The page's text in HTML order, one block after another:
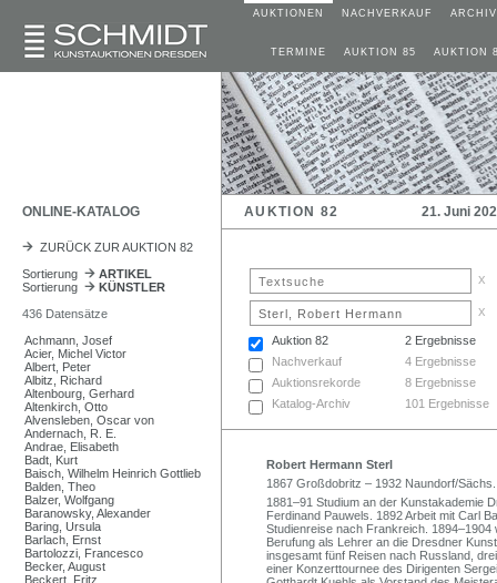
AUKTIONEN NACHVERKAUF ARCHIV
TERMINE AUKTION 85 AUKTION
ONLINE-KATALOG AUKTION 82 21. Juni
ZURÜCK ZUR AUKTION 82
Sortierung
ARTIKEL
Sortierung
KÜNSTLER
436 Datensätze
Achmann, Josef
Acier, Michel Victor
Albert, Peter
Albitz, Richard
Altenbourg, Gerhard
Altenkirch, Otto
Alvensleben, Oscar von
Andernach, R. E.
Andrae, Elisabeth
Badt, Kurt
Baisch, Wilhelm Heinrich Gottlieb
Balden, Theo
Balzer, Wolfgang
Baranowsky, Alexander
Baring, Ursula
Barlach, Ernst
Bartolozzi, Francesco
Becker, August
Beckert, Fritz
x
x
Auktion 82
2 Ergebnisse
Nachverkauf
4 Ergebnisse
Auktionsrekorde
8 Ergebnisse
Katalog-Archiv
101 Ergebnisse
Robert Hermann Sterl
1867 Großdobritz – 1932 Naundorf/
1881–91 Studium an der Kunstakademie
Ferdinand Pauwels. 1892 Arbeit mit Carl
Studienreise nach Frankreich. 1894–1904
Berufung als Lehrer an die Dresdner
insgesamt fünf Reisen nach Russland,
einer Konzerttournee des Dirigenten